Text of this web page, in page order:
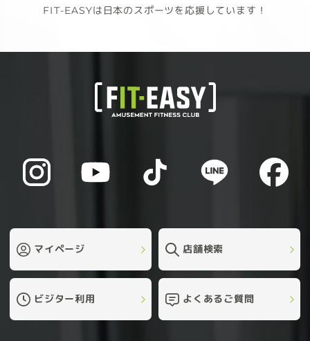
FIT-EASYは日本のスポーツを応援しています！
マイページ 店舗検索
ビジター利用 よくあるご質問